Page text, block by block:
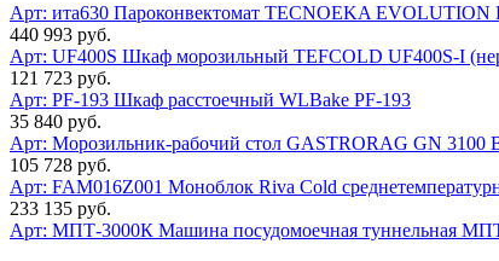
Арт: ита630 Пароконвектомат TECNOEKA EVOLUTION
440 993 руб.
Арт: UF400S Шкаф морозильный TEFCOLD UF400S-I
121 723 руб.
Арт: PF-193 Шкаф расстоечный WLBake PF-193
35 840 руб.
Арт: Морозильник-рабочий стол GASTRORAG GN 3100
105 728 руб.
Арт: FAM016Z001 Моноблок Riva Cold
233 135 руб.
Арт: МПТ-3000К Машина посудомоечная туннельная